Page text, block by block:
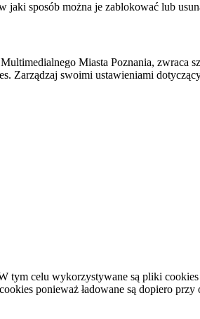
jaki sposób można je zablokować lub
Miasta Poznania, zwraca
Zarządzaj swoimi ustawieniami
tym celu wykorzystywane są pliki
ponieważ ładowane są dopiero